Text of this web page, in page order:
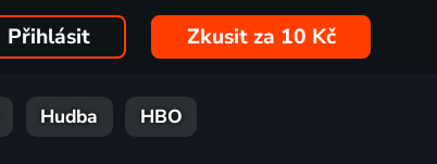
Přihlásit Zkusit za 10 Kč
Hudba HBO